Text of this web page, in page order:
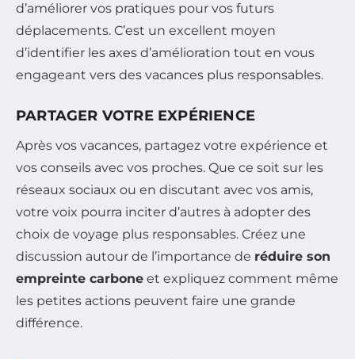
d’améliorer vos pratiques pour vos futurs
déplacements. C’est un excellent moyen
d’identifier les axes d’amélioration tout en vous
engageant vers des vacances plus responsables.
PARTAGER VOTRE EXPÉRIENCE
Après vos vacances, partagez votre expérience et
vos conseils avec vos proches. Que ce soit sur les
réseaux sociaux ou en discutant avec vos amis,
votre voix pourra inciter d’autres à adopter des
choix de voyage plus responsables. Créez une
discussion autour de l’importance de réduire son
empreinte carbone et expliquez comment même
les petites actions peuvent faire une grande
différence.